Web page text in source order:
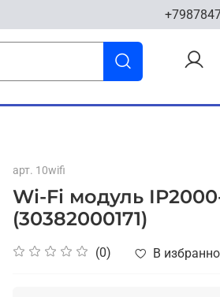
арт. 10wifi
Wi-Fi модуль IP2000-
(30382000171)
(0) В